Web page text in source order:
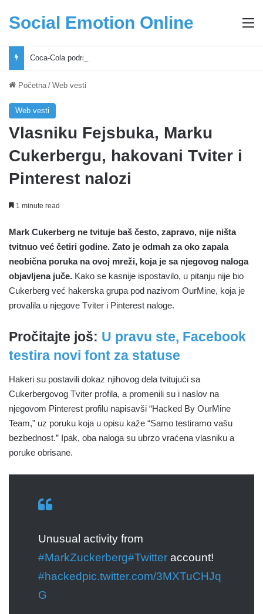
Social Emotion Online
Početna / Web vesti
Web vesti
Vlasniku Fejsbuka, Marku
Cukerbergu, hakovani Tviter i
Pinterest nalozi
1 minute read
Mark Cukerberg ne tvituje baš često, zapravo, nije ništa
tvitnuo već četiri godine. Zato je odmah za oko zapala
neobična poruka na ovoj mreži, koja je sa njegovog naloga
objavljena juče. Kako se kasnije ispostavilo, u pitanju nije bio
Cukerberg već hakerska grupa pod nazivom OurMine, koja je
provalila u njegove Tviter i Pinterest naloge.
Pročitajte još: U pravu ste, Facebook
testira novi font za statuse
Hakeri su postavili dokaz njihovog dela tvitujući sa
Cukerbergovog Tviter profila, a promenili su i naslov na
njegovom Pinterest profilu napisavši “Hacked By OurMine
Team,” uz poruku koja u opisu kaže “Samo testiramo vašu
bezbednost.” Ipak, oba naloga su ubrzo vraćena vlasniku a
poruke obrisane.
Unusual activity from
#MarkZuckerberg#Twitter account!
#hackedpic.twitter.com/3MXTuCHJq
G